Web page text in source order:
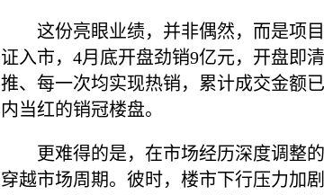
这份亮眼业绩，并非偶然，而是项
证入市，4月底开盘劲销9亿元，开盘即
推、每一次均实现热销，累计成交金额
内当红的销冠楼盘。
更难得的是，在市场经历深度调整
穿越市场周期。彼时，楼市下行压力加